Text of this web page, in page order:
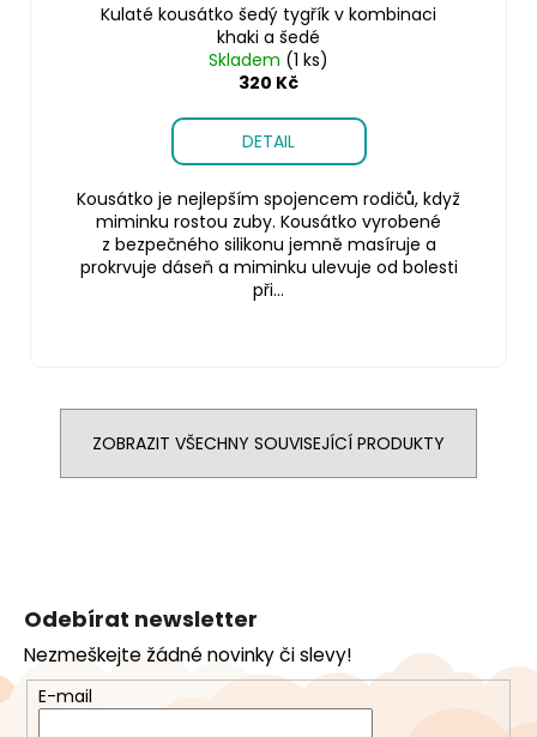
Kulaté kousátko šedý tygřík v kombinaci
khaki a šedé
Skladem (1 ks)
320 Kč
DETAIL
Kousátko je nejlepším spojencem rodičů, když
miminku rostou zuby. Kousátko vyrobené
z bezpečného silikonu jemně masíruje a
prokrvuje dáseň a miminku ulevuje od bolesti
při...
ZOBRAZIT VŠECHNY SOUVISEJÍCÍ PRODUKTY
a
t
Odebírat newsletter
Nezmeškejte žádné novinky či slevy!
E-mail